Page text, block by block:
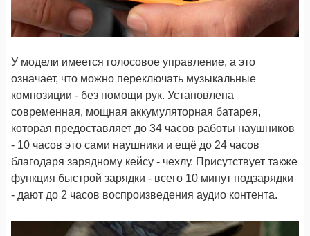
У модели имеется голосовое управление, а это
означает, что можно переключать музыкальные
композиции - без помощи рук. Установлена
современная, мощная аккумуляторная батарея,
которая предоставляет до 34 часов работы наушников
- 10 часов это сами наушники и ещё до 24 часов
благодаря зарядному кейсу - чехлу. Присутствует также
функция быстрой зарядки - всего 10 минут подзарядки
- дают до 2 часов воспроизведения аудио контента.